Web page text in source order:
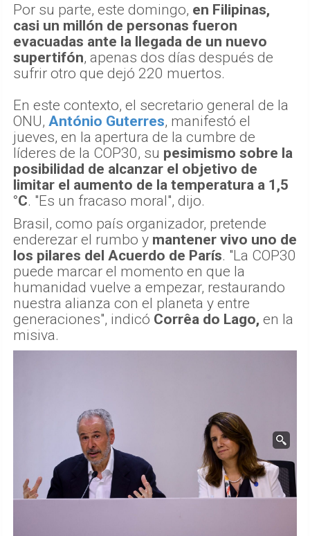
Por su parte, este domingo, en Filipinas,
casi un millón de personas fueron
evacuadas ante la llegada de un nuevo
supertifón, apenas dos días después de
sufrir otro que dejó 220 muertos.
En este contexto, el secretario general de la
ONU, António Guterres, manifestó el
jueves, en la apertura de la cumbre de
líderes de la COP30, su pesimismo sobre la
posibilidad de alcanzar el objetivo de
limitar el aumento de la temperatura a 1,5
°C. "Es un fracaso moral", dijo.
Brasil, como país organizador, pretende
enderezar el rumbo y mantener vivo uno de
los pilares del Acuerdo de París. "La COP30
puede marcar el momento en que la
humanidad vuelve a empezar, restaurando
nuestra alianza con el planeta y entre
generaciones", indicó Corrêa do Lago, en la
misiva.